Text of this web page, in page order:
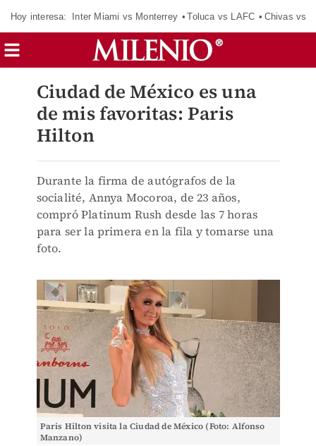
Hoy interesa: Inter Miami vs Monterrey Toluca vs LAFC Chivas vs
Ciudad de México es una
de mis favoritas: Paris
Hilton
Durante la firma de autógrafos de la
socialité, Annya Mocoroa, de 23 años,
compró Platinum Rush desde las 7 horas
para ser la primera en la fila y tomarse una
foto.
Paris Hilton visita la Ciudad de México (Foto: Alfonso
Manzano)